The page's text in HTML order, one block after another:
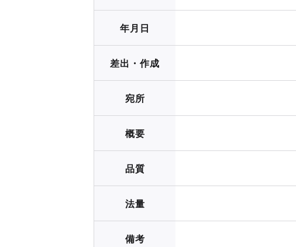
年月日
差出・作成
宛所
概要
品質
法量
備考